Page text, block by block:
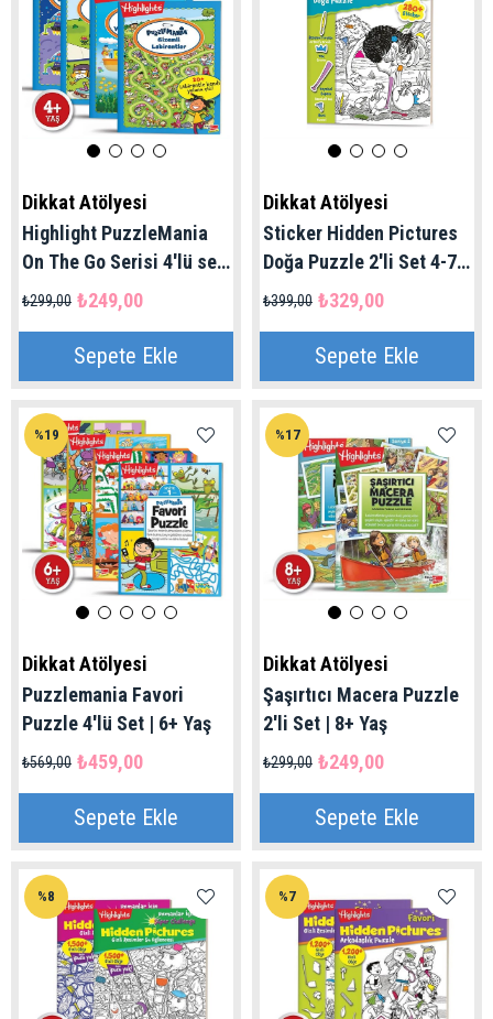
Dikkat Atölyesi
Highlight PuzzleMania
On The Go Serisi 4'lü set
| 4+ Yaş₺249,00
₺299,00
Sepete Ekle
Dikkat Atölyesi
Sticker Hidden Pictures
Doğa Puzzle 2'li Set 4-7
Yaş | Dikkat Atölyesi
₺329,00
₺399,00
Sepete Ekle
Dikkat Atölyesi
Puzzlemania Favori
Puzzle 4'lü Set | 6+ Yaş
₺459,00
₺569,00
Sepete Ekle
%19
Dikkat Atölyesi
Şaşırtıcı Macera Puzzle
2'li Set | 8+ Yaş
₺249,00
₺299,00
Sepete Ekle
%17
%8 %7